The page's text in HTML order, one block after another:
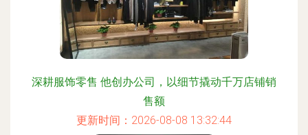
深耕服饰零售 他创办公司，以细节撬动千万店铺销
售额
更新时间：2026-08-08 13:32:44